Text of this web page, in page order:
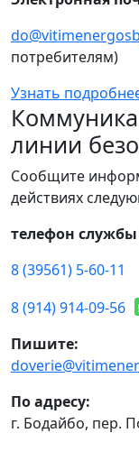
потребителям)
Узнать
линии
Сообщите
действиях
телефон службы
8 (39561) 5-60-11
8 (914) 914-09-56
Пишите:
По адресу:
г. Бодайбо, пер.